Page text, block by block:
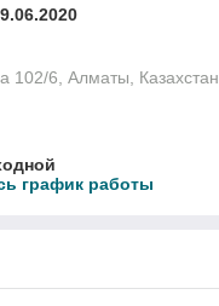
102/6, Алматы, Казахстан
график работы